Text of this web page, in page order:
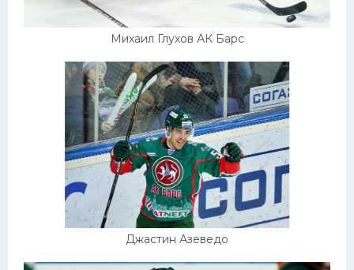
Михаил Глухов АК Барс
Джастин Азеведо